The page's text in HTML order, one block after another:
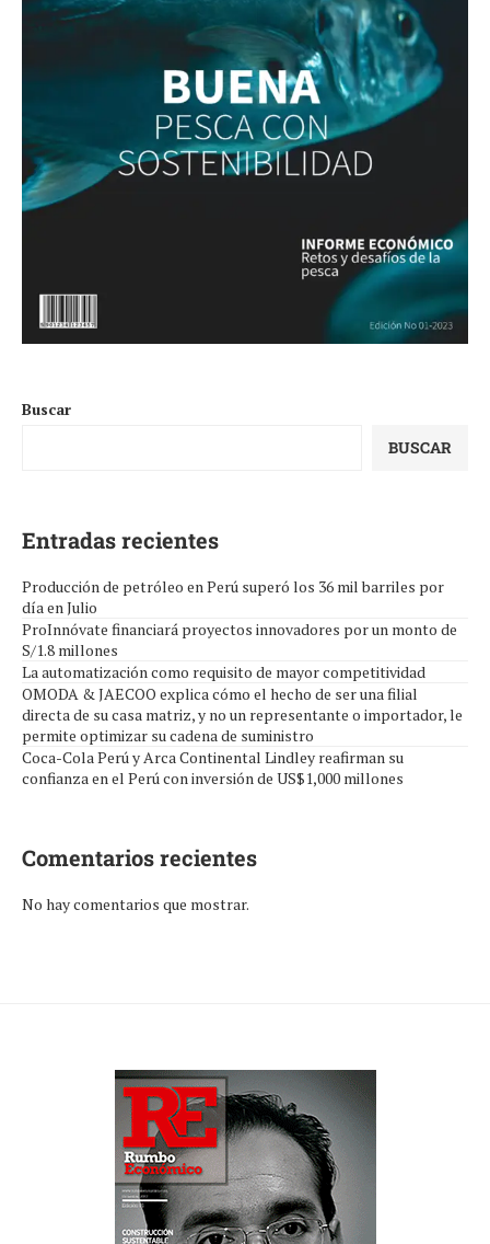
Buscar
BUSCAR
Entradas recientes
Producción de petróleo en Perú superó los 36 mil barriles por
día en Julio
ProInnóvate financiará proyectos innovadores por un monto de
S/1.8 millones
La automatización como requisito de mayor competitividad
OMODA & JAECOO explica cómo el hecho de ser una filial
directa de su casa matriz, y no un representante o importador, le
permite optimizar su cadena de suministro
Coca-Cola Perú y Arca Continental Lindley reafirman su
confianza en el Perú con inversión de US$1,000 millones
Comentarios recientes
No hay comentarios que mostrar.